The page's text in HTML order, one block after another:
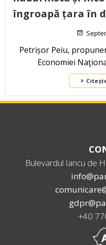
îngroapă țara în
Petrișor Peiu,
Economiei
Bulevardul Iancu de
+40